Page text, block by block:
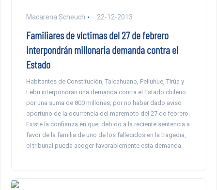
Macarena Scheuch 22-12-2013
Familiares de víctimas del 27 de febrero
interpondrán millonaria demanda contra el
Estado
Habitantes de Constitución, Talcahuano, Pelluhue, Tirúa y
Lebu interpondrán una demanda contra el Estado chileno
por una suma de 800 millones, por no haber dado aviso
oportuno de la ocurrencia del maremoto del 27 de febrero.
Existe la confianza en que, debido a la reciente sentencia a
favor de la familia de uno de los fallecidos en la tragedia,
el tribunal pueda acoger favorablemente esta demanda.